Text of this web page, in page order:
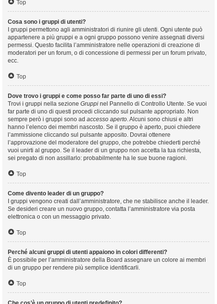
Top
Cosa sono i gruppi di utenti?
I gruppi permettono agli amministratori di riunire gli utenti. Ogni utente può
appartenere a più gruppi e a ogni gruppo possono venire assegnati diversi
permessi. Questo facilita l’amministratore nelle operazioni di creazione di
moderatori per un forum, o di concessione di permessi per un forum privato,
ecc.
Top
Dove trovo i gruppi e come posso far parte di uno di essi?
Trovi i gruppi nella sezione Gruppi nel Pannello di Controllo Utente. Se vuoi
far parte di uno di questi procedi cliccando sul pulsante appropriato. Non
sempre però i gruppi sono ad accesso aperto. Alcuni sono chiusi e altri
hanno l’elenco dei membri nascosto. Se il gruppo è aperto, puoi chiedere
l’ammissione cliccando sul pulsante apposito. Dovrai ottenere
l’approvazione del moderatore del gruppo, che potrebbe chiederti perché
vuoi unirti al gruppo. Se il leader di un gruppo non accetta la tua richiesta,
sei pregato di non assillarlo: probabilmente ha le sue buone ragioni.
Top
Come divento leader di un gruppo?
I gruppi vengono creati dall’amministratore, che ne stabilisce anche il leader.
Se desideri creare un nuovo gruppo, contatta l’amministratore via posta
elettronica o con un messaggio privato.
Top
Perché alcuni gruppi di utenti appaiono in colori differenti?
È possibile per l’amministratore della Board assegnare un colore ai membri
di un gruppo per rendere più semplice identificarli.
Top